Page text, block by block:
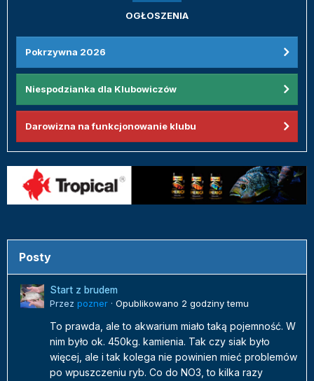
OGŁOSZENIA
Pokrzywna 2026
Niespodzianka dla Klubowiczów
Darowizna na funkcjonowanie klubu
Posty
Start z brudem
Przez pozner · Opublikowano 2 godziny temu
To prawda, ale to akwarium miało taką pojemność. W
nim było ok. 450kg. kamienia. Tak czy siak było
więcej, ale i tak kolega nie powinien mieć problemów
po wpuszczeniu ryb. Co do NO3, to kilka razy